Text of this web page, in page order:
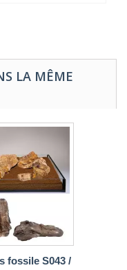
LA MÊME
fossile S043 /